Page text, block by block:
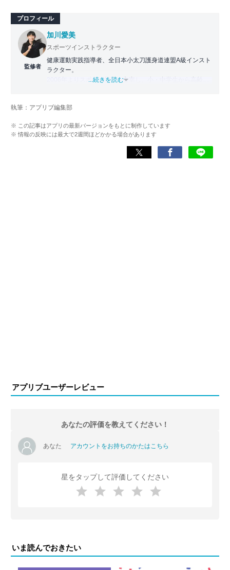
プロフィール
監修者
加川愛美
スポーツインストラクター
健康運動実践指導者、全日本小太刀護身道連盟A級インスト
ラクター。
2006年よりスポーツ教室を主宰し、小・中学生から高齢者
日常生活をより豊かにするヘルスケアアプリの活用法を、
メディアや講演を通じて広く発信している。
...続きを読む
執筆：アプリブ編集部
※ この記事はアプリの最新バージョンをもとに制作しています
※ 情報の反映には最大で2週間ほどかかる場合があります
アプリブユーザーレビュー
あなたの評価を教えてください！
あなた アカウントをお持ちのかたはこちら
星をタップして評価してください
いま読んでおきたい